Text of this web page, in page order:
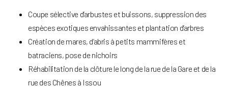
Coupe sélective d’arbustes et buissons, suppression des
espèces exotiques envahissantes et plantation d’arbres
Création de mares, d’abris à petits mammifères et
batraciens, pose de nichoirs
Réhabilitation de la clôture le long de la rue de la Gare et de la
rue des Chênes à Issou